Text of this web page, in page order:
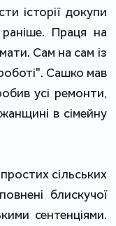
історії докупи
Праця на
Сам на сам із
Сашко мав
усі ремонти,
в сімейну
сільських
блискучої
сентенціями.